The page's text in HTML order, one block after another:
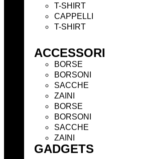
T-SHIRT
CAPPELLI
T-SHIRT
ACCESSORI
BORSE
BORSONI
SACCHE
ZAINI
BORSE
BORSONI
SACCHE
ZAINI
GADGETS